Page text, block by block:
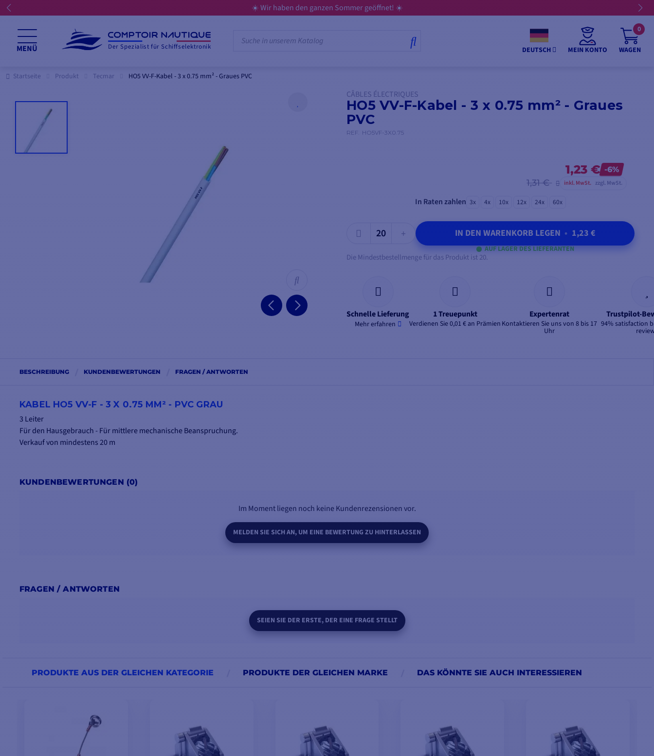
☀️ Wir haben den ganzen Sommer geöffnet! ☀️
MENÜ Der Spezialist für Schiffselektronik DEUTSCH MEIN KONTO WAGEN
0
Startseite Produkt Tecmar HO5 VV-F-Kabel - 3 x 0.75 mm² - Graues PVC
CÂBLES ÉLECTRIQUES
HO5 VV-F-Kabel - 3 x 0.75 mm² - Graues
PVC
REF. HO5VF-3X0.75
1,23 € -6%
1,31 € inkl. MwSt. zzgl. MwSt.
In Raten zahlen 3x 4x 10x 12x 24x 60x
IN DEN WARENKORB LEGEN • 1,23 €
AUF LAGER DES LIEFERANTEN
Die Mindestbestellmenge für das Produkt ist 20.
Schnelle Lieferung
Mehr erfahren
1 Treuepunkt
Verdienen Sie 0,01 € an Prämien
Expertenrat
Kontaktieren Sie uns von 8 bis 17
Uhr
Trustpilot-
94% satisfaction
BESCHREIBUNG KUNDENBEWERTUNGEN FRAGEN / ANTWORTEN
KABEL HO5 VV-F - 3 X 0.75 MM² - PVC GRAU
3 Leiter
Für den Hausgebrauch - Für mittlere mechanische Beanspruchung.
Verkauf von mindestens 20 m
KUNDENBEWERTUNGEN (0)
Im Moment liegen noch keine Kundenrezensionen vor.
MELDEN SIE SICH AN, UM EINE BEWERTUNG ZU HINTERLASSEN
FRAGEN / ANTWORTEN
SEIEN SIE DER ERSTE, DER EINE FRAGE STELLT
PRODUKTE AUS DER GLEICHEN KATEGORIE PRODUKTE DER GLEICHEN MARKE DAS KÖNNTE SIE AUCH INTERESSIEREN